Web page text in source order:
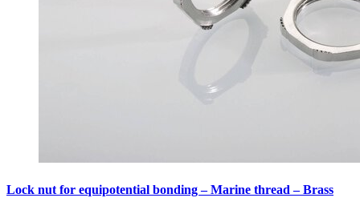
Lock nut for equipotential bonding – Marine thread – Brass